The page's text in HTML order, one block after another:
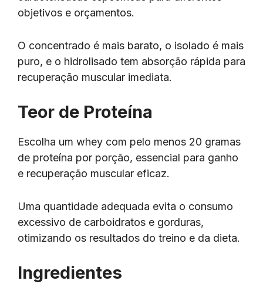
objetivos e orçamentos.
O concentrado é mais barato, o isolado é mais
puro, e o hidrolisado tem absorção rápida para
recuperação muscular imediata.
Teor de Proteína
Escolha um whey com pelo menos 20 gramas
de proteína por porção, essencial para ganho
e recuperação muscular eficaz.
Uma quantidade adequada evita o consumo
excessivo de carboidratos e gorduras,
otimizando os resultados do treino e da dieta.
Ingredientes